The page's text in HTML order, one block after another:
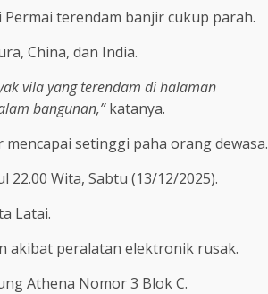
terendam banjir cukup parah.
China, dan India.
vila yang terendam di halaman
bangunan,”katanya.
setinggi paha orang dewasa.
Wita, Sabtu (13/12/2025).
Latai.
akibat peralatan elektronik rusak.
Athena Nomor 3 Blok C.